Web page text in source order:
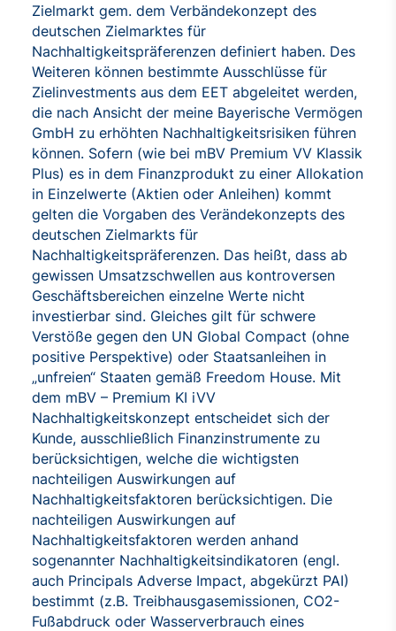
Zielmarkt gem. dem Verbändekonzept des
deutschen Zielmarktes für
Nachhaltigkeitspräferenzen definiert haben. Des
Weiteren können bestimmte Ausschlüsse für
Zielinvestments aus dem EET abgeleitet werden,
die nach Ansicht der meine Bayerische Vermögen
GmbH zu erhöhten Nachhaltigkeitsrisiken führen
können. Sofern (wie bei mBV Premium VV Klassik
Plus) es in dem Finanzprodukt zu einer Allokation
in Einzelwerte (Aktien oder Anleihen) kommt
gelten die Vorgaben des Verändekonzepts des
deutschen Zielmarkts für
Nachhaltigkeitspräferenzen. Das heißt, dass ab
gewissen Umsatzschwellen aus kontroversen
Geschäftsbereichen einzelne Werte nicht
investierbar sind. Gleiches gilt für schwere
Verstöße gegen den UN Global Compact (ohne
positive Perspektive) oder Staatsanleihen in
„unfreien“ Staaten gemäß Freedom House. Mit
dem mBV – Premium KI iVV
Nachhaltigkeitskonzept entscheidet sich der
Kunde, ausschließlich Finanzinstrumente zu
berücksichtigen, welche die wichtigsten
nachteiligen Auswirkungen auf
Nachhaltigkeitsfaktoren berücksichtigen. Die
nachteiligen Auswirkungen auf
Nachhaltigkeitsfaktoren werden anhand
sogenannter Nachhaltigkeitsindikatoren (engl.
auch Principals Adverse Impact, abgekürzt PAI)
bestimmt (z.B. Treibhausgasemissionen, CO2-
Fußabdruck oder Wasserverbrauch eines